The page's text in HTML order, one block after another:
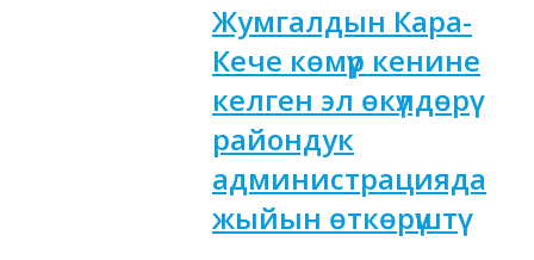
Жумгалдын Кара-
Кече көмүр кенине
келген эл өкүлдөрү
райондук
администрацияда
жыйын өткөрүштү